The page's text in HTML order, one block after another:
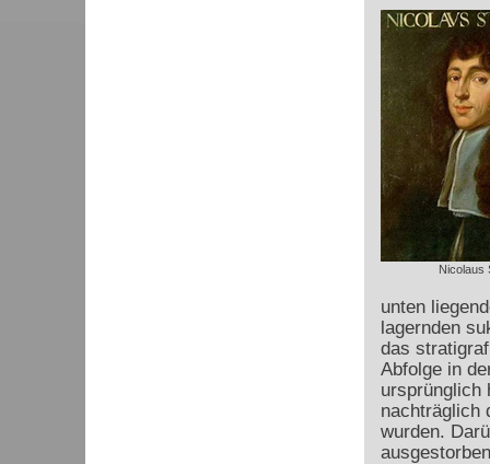
Nicolaus
unten
lagernden
das
Abfolge in
ursprünglich
nachträglich
wurden.